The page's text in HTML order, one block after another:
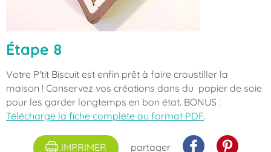
Étape 8
Votre P'tit Biscuit est enfin prêt à faire croustiller la
maison ! Conservez vos créations dans du papier de soie
pour les garder longtemps en bon état. BONUS :
Télécharge la fiche complète au format PDF.
IMPRIMER partager